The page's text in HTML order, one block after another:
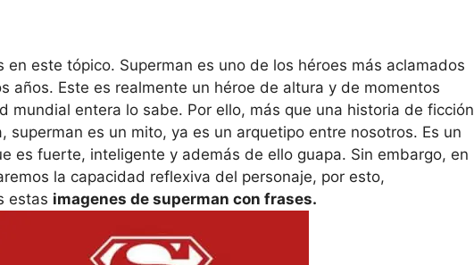
en este tópico. Superman es uno de los héroes más aclamados
años. Este es realmente un héroe de altura y de momentos
mundial entera lo sabe. Por ello, más que una historia de ficción
superman es un mito, ya es un arquetipo entre nosotros. Es un
es fuerte, inteligente y además de ello guapa. Sin embargo, en
la capacidad reflexiva del personaje, por esto,
estas imagenes de superman con frases.